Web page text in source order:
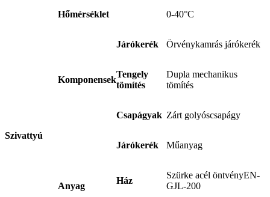
Hőmérséklet 0-40°C
Szivattyú
Komponensek
Járókerék Örvénykamrás járókerék
Tengely
tömítés
Dupla mechanikus
tömítés
Csapágyak Zárt golyóscsapágy
Anyag
Járókerék Műanyag
Ház
Szürke acél öntvényEN-
GJL-200